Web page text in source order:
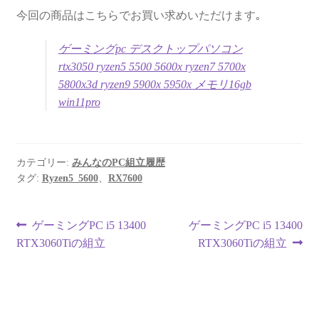
今回の商品はこちらでお買い求めいただけます｡
ゲーミングpc デスクトップパソコン
rtx3050 ryzen5 5500 5600x ryzen7 5700x
5800x3d ryzen9 5900x 5950x メモリ16gb
win11pro
カテゴリー: みんなのPC組立履歴
タグ: Ryzen5_5600、 RX7600
投前
の
ゲーミングPC i5 13400
RTX3060Tiの組立
次
の
ゲーミングPC i5 13400
RTX3060Tiの組立